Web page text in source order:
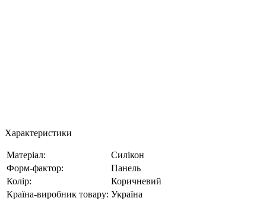
Характеристики
Матеріал:
Силікон
Форм-фактор:
Панель
Колір:
Коричневий
Країна-виробник товару: Україна